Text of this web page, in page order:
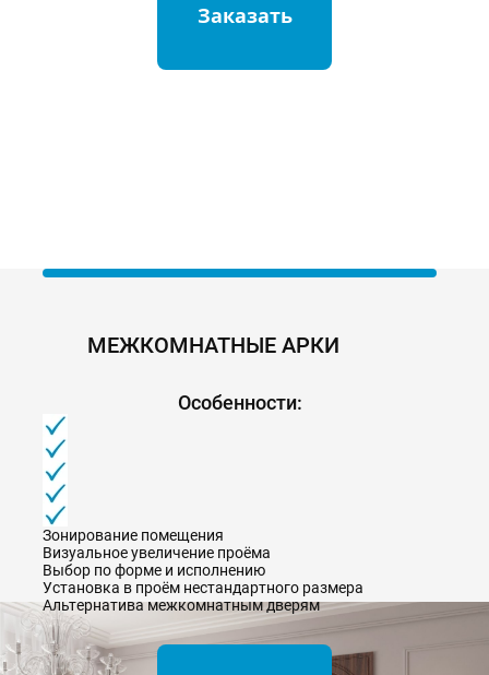
Заказать
МЕЖКОМНАТНЫЕ АРКИ
Особенности:
Зонирование помещения
Визуальное увеличение проёма
Выбор по форме и исполнению
Установка в проём нестандартного размера
Альтернатива межкомнатным дверям